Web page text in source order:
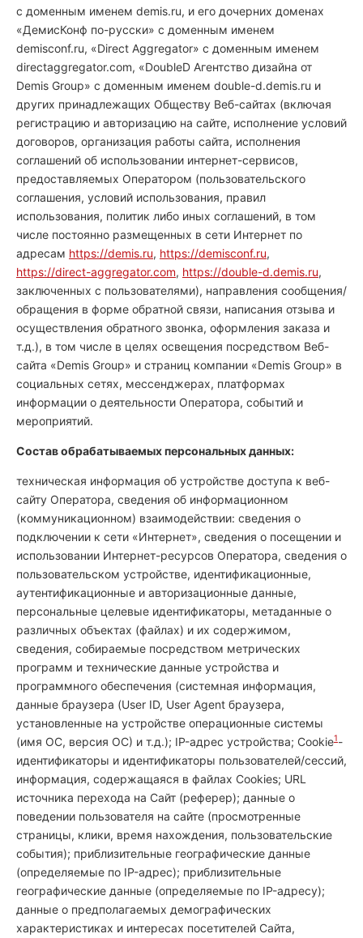
с доменным именем demis.ru, и его дочерних доменах
«ДемисКонф по-русски» с доменным именем
demisconf.ru, «Direct Aggregator» с доменным именем
directaggregator.com, «DoubleD Агентство дизайна от
Demis Group» с доменным именем double-d.demis.ru и
других принадлежащих Обществу Веб-сайтах (включая
регистрацию и авторизацию на сайте, исполнение условий
договоров, организация работы сайта, исполнения
соглашений об использовании интернет-сервисов,
предоставляемых Оператором (пользовательского
соглашения, условий использования, правил
использования, политик либо иных соглашений, в том
числе постоянно размещенных в сети Интернет по
адресам https://demis.ru, https://demisconf.ru,
https://direct-aggregator.com, https://double-d.demis.ru,
заключенных с пользователями), направления сообщения/
обращения в форме обратной связи, написания отзыва и
осуществления обратного звонка, оформления заказа и
т.д.), в том числе в целях освещения посредством Веб-
сайта «Demis Group» и страниц компании «Demis Group» в
социальных сетях, мессенджерах, платформах
информации о деятельности Оператора, событий и
мероприятий.
Состав обрабатываемых персональных данных:
техническая информация об устройстве доступа к веб-
сайту Оператора, сведения об информационном
(коммуникационном) взаимодействии: сведения о
подключении к сети «Интернет», сведения о посещении и
использовании Интернет-ресурсов Оператора, сведения о
пользовательском устройстве, идентификационные,
аутентификационные и авторизационные данные,
персональные целевые идентификаторы, метаданные о
различных объектах (файлах) и их содержимом,
сведения, собираемые посредством метрических
программ и технические данные устройства и
программного обеспечения (системная информация,
данные браузера (User ID, User Agent браузера,
установленные на устройстве операционные системы
(имя ОС, версия ОС) и т.д.); IP-адрес устройства; Cookie1-
идентификаторы и идентификаторы пользователей/сессий,
информация, содержащаяся в файлах Сookies; URL
источника перехода на Сайт (реферер); данные о
поведении пользователя на сайте (просмотренные
страницы, клики, время нахождения, пользовательские
события); приблизительные географические данные
(определяемые по IP-адрес); приблизительные
географические данные (определяемые по IP-адресу);
данные о предполагаемых демографических
характеристиках и интересах посетителей Сайта,